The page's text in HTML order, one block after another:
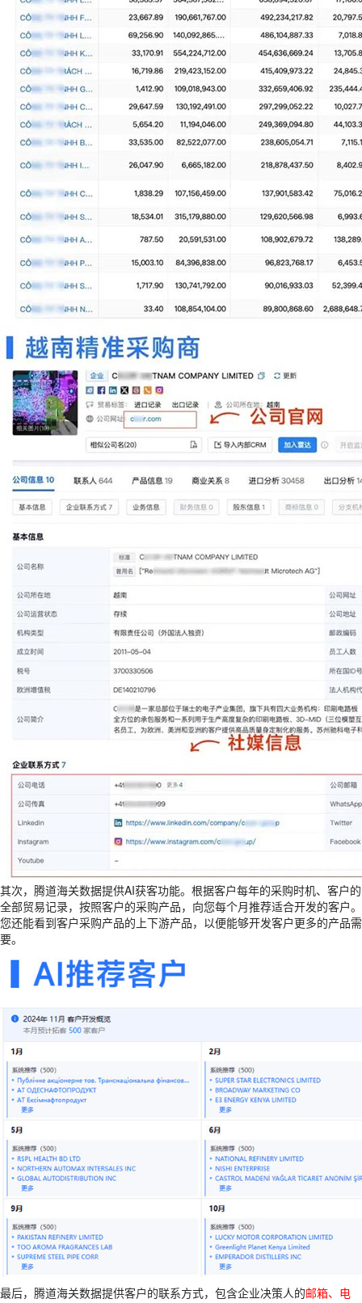
其次，腾道海关数据提供AI获客功能。根据客户每年的采购时机、客户的
全部贸易记录，按照客户的采购产品，向您每个月推荐适合开发的客户。
您还能看到客户采购产品的上下游产品，以便能够开发客户更多的产品需
要。
最后，腾道海关数据提供客户的联系方式，包含企业决策人的邮箱、电